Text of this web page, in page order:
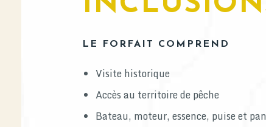
LE FORFAIT COMPREND
Visite historique
Accès au territoire de pêche
Bateau, moteur, essence, puise et